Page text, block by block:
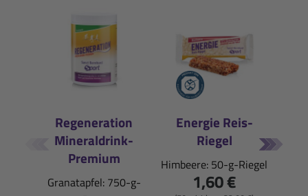
Regeneration
Mineraldrink-
Premium
Granatapfel: 750-g-
Energie Reis-
Riegel
Himbeere: 50-g-Riegel
1,60 €